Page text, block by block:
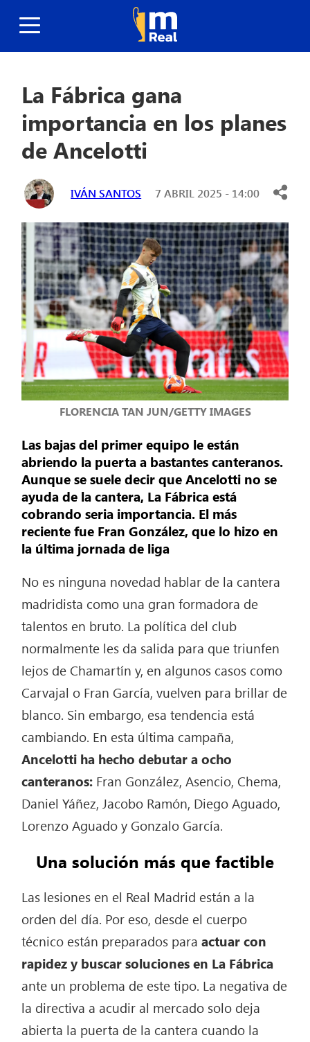
La Fábrica gana
importancia en los planes
de Ancelotti
IVÁN SANTOS 7 ABRIL 2025 - 14:00
FLORENCIA TAN JUN/GETTY IMAGES
Las bajas del primer equipo le están
abriendo la puerta a bastantes canteranos.
Aunque se suele decir que Ancelotti no se
ayuda de la cantera, La Fábrica está
cobrando seria importancia. El más
reciente fue Fran González, que lo hizo en
la última jornada de liga
No es ninguna novedad hablar de la cantera
madridista como una gran formadora de
talentos en bruto. La política del club
normalmente les da salida para que triunfen
lejos de Chamartín y, en algunos casos como
Carvajal o Fran García, vuelven para brillar de
blanco. Sin embargo, esa tendencia está
cambiando. En esta última campaña,
Ancelotti ha hecho debutar a ocho
canteranos: Fran González, Asencio, Chema,
Daniel Yáñez, Jacobo Ramón, Diego Aguado,
Lorenzo Aguado y Gonzalo García.
Una solución más que factible
Las lesiones en el Real Madrid están a la
orden del día. Por eso, desde el cuerpo
técnico están preparados para actuar con
rapidez y buscar soluciones en La Fábrica
ante un problema de este tipo. La negativa de
la directiva a acudir al mercado solo deja
abierta la puerta de la cantera cuando la